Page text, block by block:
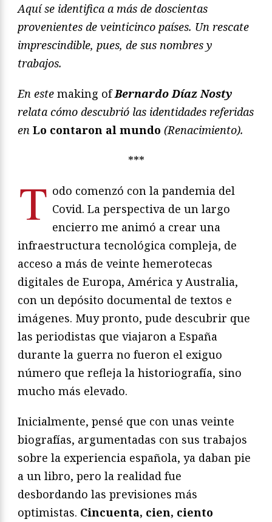
Aquí se identifica a más de doscientas
provenientes de veinticinco países. Un rescate
imprescindible, pues, de sus nombres y
trabajos.
En este making ofBernardo Díaz Nosty
relata cómo descubrió las identidades referidas
en Lo contaron al mundo (Renacimiento).
***
T odo comenzó con la pandemia del
Covid. La perspectiva de un largo
encierro me animó a crear una
infraestructura tecnológica compleja, de
acceso a más de veinte hemerotecas
digitales de Europa, América y Australia,
con un depósito documental de textos e
imágenes. Muy pronto, pude descubrir que
las periodistas que viajaron a España
durante la guerra no fueron el exiguo
número que refleja la historiografía, sino
mucho más elevado.
Inicialmente, pensé que con unas veinte
biografías, argumentadas con sus trabajos
sobre la experiencia española, ya daban pie
a un libro, pero la realidad fue
desbordando las previsiones más
optimistas. Cincuenta, cien, ciento